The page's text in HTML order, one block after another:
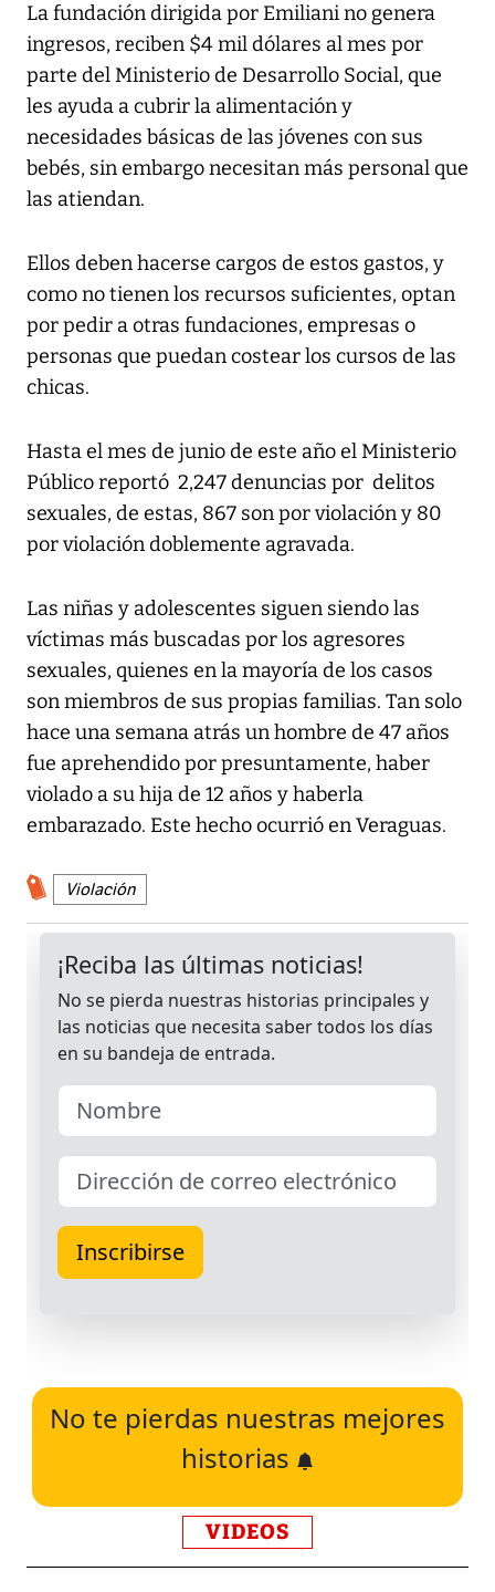
La fundación dirigida por Emiliani no genera
ingresos, reciben $4 mil dólares al mes por
parte del Ministerio de Desarrollo Social, que
les ayuda a cubrir la alimentación y
necesidades básicas de las jóvenes con sus
bebés, sin embargo necesitan más personal que
las atiendan.
Ellos deben hacerse cargos de estos gastos, y
como no tienen los recursos suficientes, optan
por pedir a otras fundaciones, empresas o
personas que puedan costear los cursos de las
chicas.
Hasta el mes de junio de este año el Ministerio
Público reportó 2,247 denuncias por delitos
sexuales, de estas, 867 son por violación y 80
por violación doblemente agravada.
Las niñas y adolescentes siguen siendo las
víctimas más buscadas por los agresores
sexuales, quienes en la mayoría de los casos
son miembros de sus propias familias. Tan solo
hace una semana atrás un hombre de 47 años
fue aprehendido por presuntamente, haber
violado a su hija de 12 años y haberla
embarazado. Este hecho ocurrió en Veraguas.
Violación
No te pierdas nuestras mejores
historias
VIDEOS